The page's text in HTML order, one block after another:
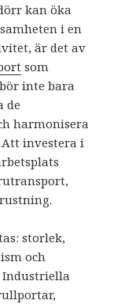
kan öka
i en
är det av
som
inte bara
de
harmonisera
investera i
storlek,
och